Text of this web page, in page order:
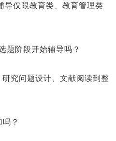
导仅限教育类、教育管理类
阶段开始辅导吗？
究问题设计、文献阅读到整
？